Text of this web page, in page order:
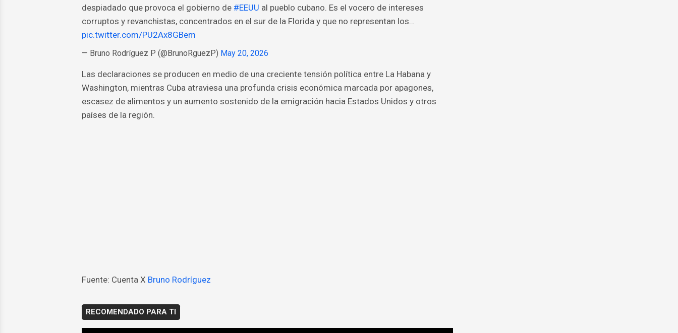
despiadado que provoca el gobierno de #EEUU al pueblo cubano. Es el vocero de intereses
corruptos y revanchistas, concentrados en el sur de la Florida y que no representan los…
pic.twitter.com/PU2Ax8GBem
— Bruno Rodríguez P (@BrunoRguezP) May 20, 2026
Las declaraciones se producen en medio de una creciente tensión política entre La Habana y
Washington, mientras Cuba atraviesa una profunda crisis económica marcada por apagones,
escasez de alimentos y un aumento sostenido de la emigración hacia Estados Unidos y otros
países de la región.
Fuente: Cuenta X Bruno Rodríguez
RECOMENDADO PARA TI